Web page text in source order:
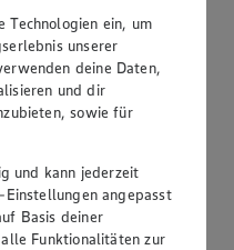
das Recht vor, die
Vorankündigung und ohne
jeweils gültige Fassung
der Web-Adresse
abrufbar.
Technologien ein, um
unserer
deine Daten,
und dir
sowie für
und kann jederzeit
angepasst
Basis deiner
Funktionalitäten zur